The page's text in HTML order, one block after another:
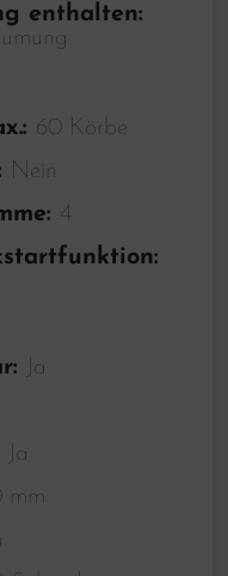
enthalten:
60 Körbe
Nein
4
Ja
Ja
mm